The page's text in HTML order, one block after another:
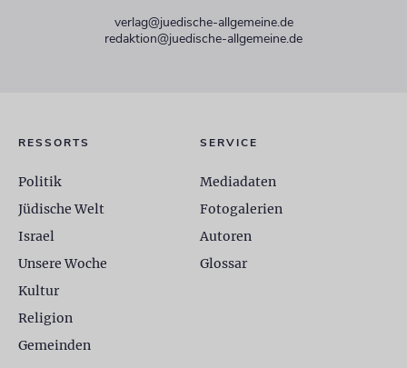
verlag@juedische-allgemeine.de
redaktion@juedische-allgemeine.de
RESSORTS
Politik
Jüdische Welt
Israel
Unsere Woche
Kultur
Religion
Gemeinden
SERVICE
Mediadaten
Fotogalerien
Autoren
Glossar